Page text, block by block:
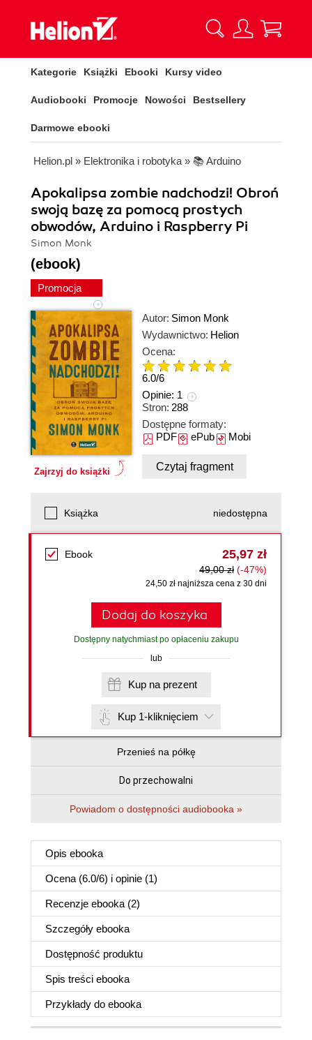
Kategorie Książki Ebooki Kursy video
Audiobooki Promocje Nowości Bestsellery
Darmowe ebooki
Helion.pl » Elektronika i robotyka » 📚 Arduino
Apokalipsa zombie nadchodzi! Obroń
swoją bazę za pomocą prostych
obwodów, Arduino i Raspberry Pi
Simon Monk
(ebook)
Promocja
Zajrzyj do książki
Autor: Simon Monk
Wydawnictwo: Helion
Ocena:
6.0/6
Opinie: 1
Stron: 288
Dostępne formaty:
PDFePubMobi
Czytaj fragment
Książka niedostępna
Ebook 25,97 zł
49,00 zł (-47%)
24,50 zł najniższa cena z 30 dni
Dodaj do koszyka
Dostępny natychmiast po opłaceniu zakupu
lub
Kup na prezent
Kup 1-kliknięciem
Przenieś na półkę
Do przechowalni
Powiadom o dostępności audiobooka »
Opis ebooka
Ocena (6.0/6) i opinie (1)
Recenzje ebooka (2)
Szczegóły ebooka
Dostępność produktu
Spis treści ebooka
Przykłady do ebooka